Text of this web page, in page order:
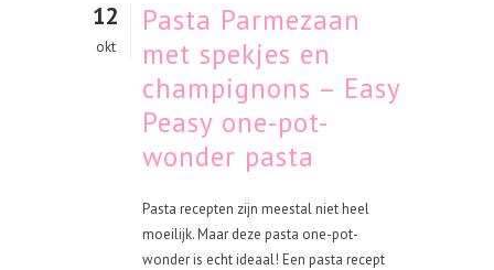
12
okt
Pasta Parmezaan
met spekjes en
champignons – Easy
Peasy one-pot-
wonder pasta
Pasta recepten zijn meestal niet heel
moeilijk. Maar deze pasta one-pot-
wonder is echt ideaal! Een pasta recept